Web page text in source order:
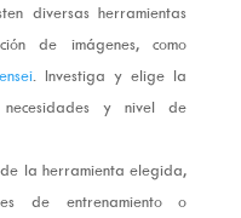
diversas herramientas
de imágenes, como
. Investiga y elige la
y nivel de
la herramienta elegida,
de entrenamiento o